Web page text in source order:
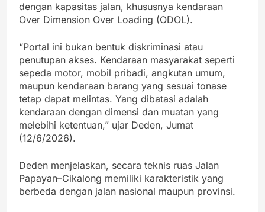
dengan kapasitas jalan, khususnya kendaraan
Over Dimension Over Loading (ODOL).
“Portal ini bukan bentuk diskriminasi atau
penutupan akses. Kendaraan masyarakat seperti
sepeda motor, mobil pribadi, angkutan umum,
maupun kendaraan barang yang sesuai tonase
tetap dapat melintas. Yang dibatasi adalah
kendaraan dengan dimensi dan muatan yang
melebihi ketentuan,” ujar Deden, Jumat
(12/6/2026).
Deden menjelaskan, secara teknis ruas Jalan
Papayan–Cikalong memiliki karakteristik yang
berbeda dengan jalan nasional maupun provinsi.